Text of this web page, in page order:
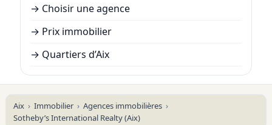
→ Choisir une agence
→ Prix immobilier
→ Quartiers d’Aix
Aix Immobilier
Agences immobilières
Sotheby’s International Realty (Aix)